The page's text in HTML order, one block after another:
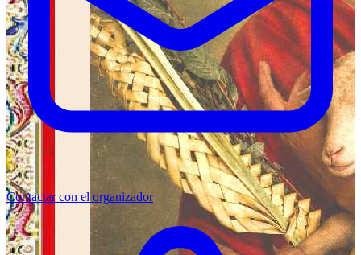
Contactar con el organizador